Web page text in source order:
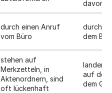
davon
durch einen Anruf
vom Büro
durch
dem
stehen auf
Merkzetteln, in
Aktenordnern, sind
oft lückenhaft
landen
auf der
dem